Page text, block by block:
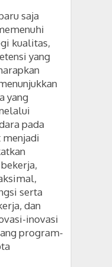
saja
kualitas,
yang
yang
pada
menjadi
serta
dan
inovasi
program-